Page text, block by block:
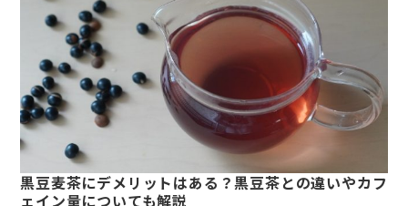
黒豆麦茶にデメリットはある？黒豆茶との違いやカフ
ェイン量についても解説